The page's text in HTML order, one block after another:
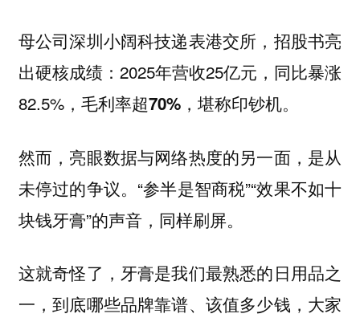
母公司深圳小阔科技递表港交所，招股书亮
出硬核成绩：2025年营收25亿元，同比暴涨
82.5%， 毛利率超70%，堪称印钞机。
然而，亮眼数据与网络热度的另一面，是从
未停过的争议。“参半是智商税”“效果不如十
块钱牙膏”的声音，同样刷屏。
这就奇怪了，牙膏是我们最熟悉的日用品之
一，到底哪些品牌靠谱、该值多少钱，大家